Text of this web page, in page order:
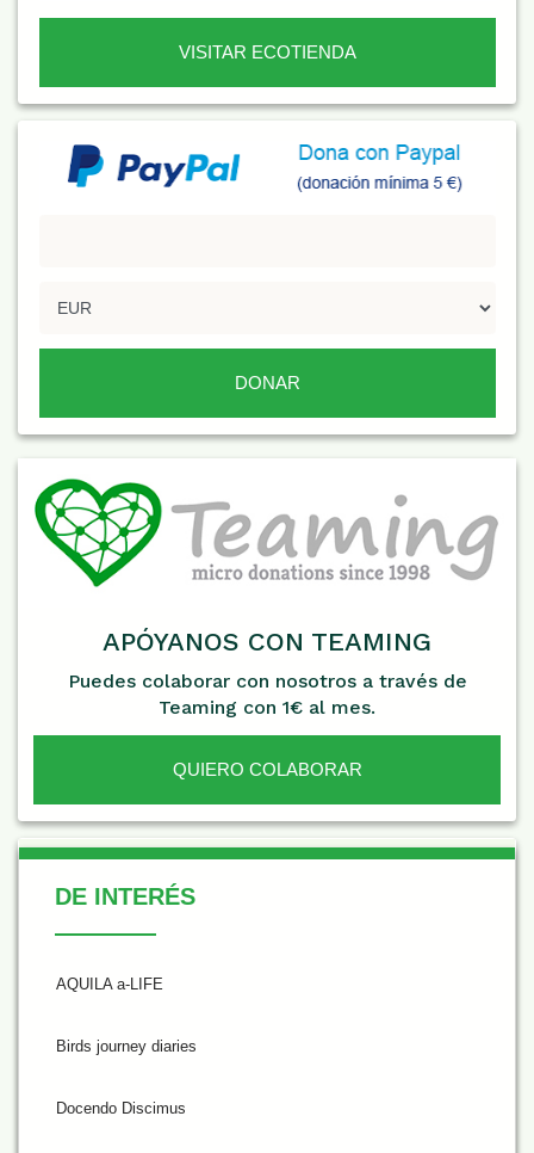
VISITAR ECOTIENDA
APÓYANOS CON TEAMING
Puedes colaborar con nosotros a través de
Teaming con 1€ al mes.
QUIERO COLABORAR
De Interés
DE INTERÉS
AQUILA a-LIFE
Birds journey diaries
Docendo Discimus